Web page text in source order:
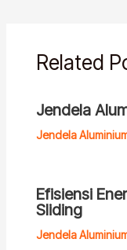
Related
Jendela
Jendela
Efisiensi
Sliding
Jendela